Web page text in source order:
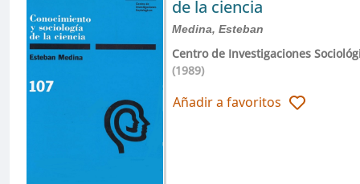
de la ciencia
Medina, Esteban
Centro de Investigaciones
(1989)
Añadir a favoritos